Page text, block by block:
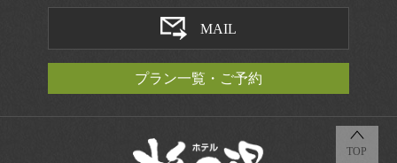
MAIL
プラン一覧・ご予約
TOP